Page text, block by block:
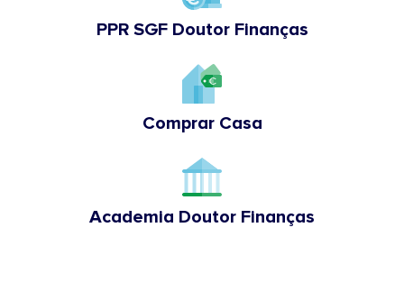
PPR SGF Doutor Finanças
Comprar Casa
Academia Doutor Finanças